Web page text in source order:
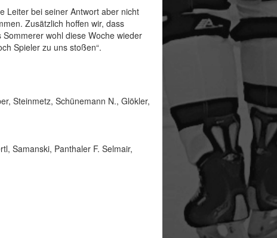
Leiter bei seiner Antwort aber nicht
Zusätzlich hoffen wir, dass
wohl diese Woche wieder
Spieler zu uns stoßen“.
Steinmetz, Schünemann N., Glökler,
Samanski, Panthaler F. Selmair,